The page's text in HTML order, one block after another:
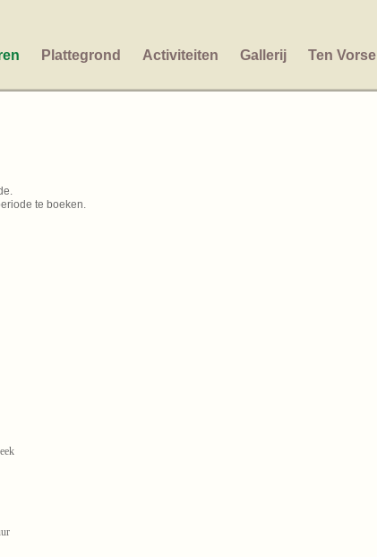
Plattegrond Activiteiten Gallerij Ten Vorsel
te boeken.